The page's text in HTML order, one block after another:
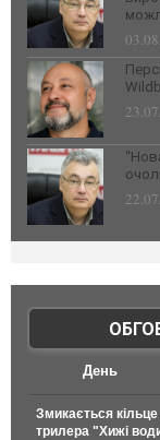
День
Змикається
трилера "Хижі